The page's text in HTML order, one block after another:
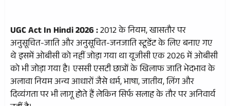
UGC Act In Hindi 2026 :2012 के नियम, खासतौर पर
अनुसूचित-जाति और अनुसूचित-जनजाति स्टूडेंट के लिए बनाए गए
थे इसमें ओबीसी को नहीं जोड़ा गया था यूजीसी एक 2026 में ओबीसी
को भी जोड़ा गया है। एससी एसटी छात्रों के खिलाफ जाति भेदभाव के
अलावा नियम अन्य आधारों जैसे धर्म, भाषा, जातीय, लिंग और
दिव्यंगता पर भी लागू होते हैं लेकिन सिर्फ सलाह के तौर पर अनिवार्य